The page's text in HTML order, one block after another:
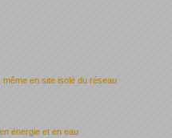
en site isolé du réseau
énergie et en eau